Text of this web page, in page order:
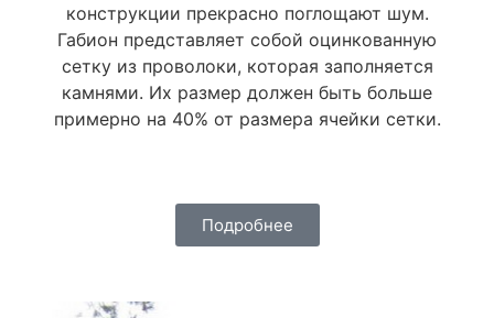
конструкции прекрасно поглощают шум.
Габион представляет собой оцинкованную
сетку из проволоки, которая заполняется
камнями. Их размер должен быть больше
примерно на 40% от размера ячейки сетки.
Подробнее